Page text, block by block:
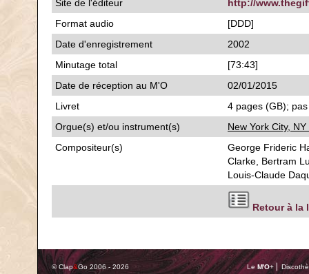
Site de l'éditeur
http://
Format audio
[DDD]
Date d'enregistrement
2002
Minutage total
[73:43]
Date de réception au M'O
02/01/2015
Livret
4 pages (GB);
Orgue(s) et/ou instrument(s)
New York City,
Compositeur(s)
George Frideric
Clarke, Bertram
Louis-Claude
Retour à la
© Clap&Go 2006 - 2026 Le M'O+ ⎢